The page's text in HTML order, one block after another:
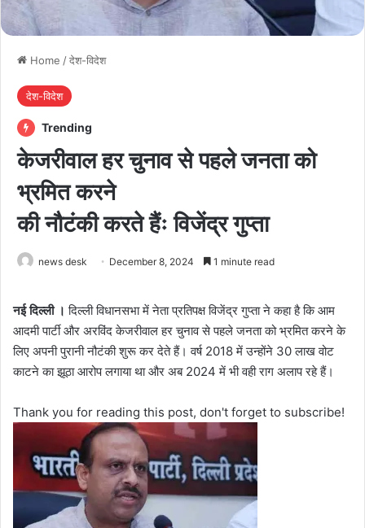
Home /देश-विदेश
देश-विदेश
Trending
केजरीवाल हर चुनाव से पहले जनता को
भ्रमित करने
की नौटंकी करते हैंः विजेंद्र गुप्ता
news desk December 8, 2024 1 minute read
नई दिल्ली । दिल्ली विधानसभा में नेता प्रतिपक्ष विजेंद्र गुप्ता ने कहा है कि आम
आदमी पार्टी और अरविंद केजरीवाल हर चुनाव से पहले जनता को भ्रमित करने के
लिए अपनी पुरानी नौटंकी शुरू कर देते हैं। वर्ष 2018 में उन्होंने 30 लाख वोट
काटने का झूठा आरोप लगाया था और अब 2024 में भी वही राग अलाप रहे हैं।
Thank you for reading this post, don't forget to subscribe!